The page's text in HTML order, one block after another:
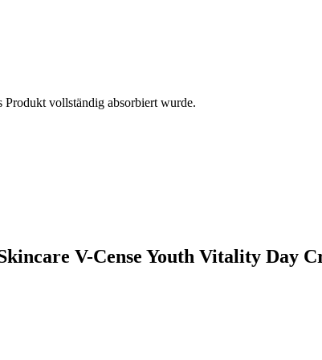
Produkt vollständig absorbiert wurde.
V-Cense Youth Vitality Day